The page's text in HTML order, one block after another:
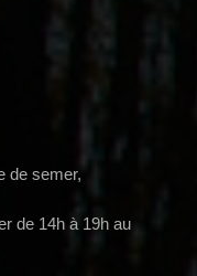
de semer,
de 14h à 19h au